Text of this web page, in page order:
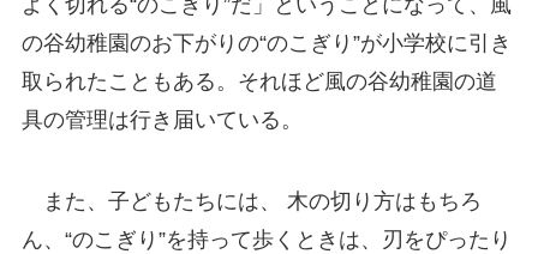
よく切れる“のこぎり”だ」ということになって、風
の谷幼稚園のお下がりの“のこぎり”が小学校に引き
取られたこともある。それほど風の谷幼稚園の道
具の管理は行き届いている。
また、子どもたちには、 木の切り方はもちろ
ん、“のこぎり”を持って歩くときは、刃をぴったり